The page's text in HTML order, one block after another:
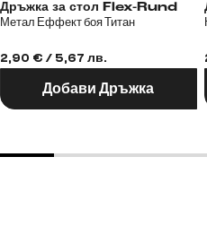
Дръжка за стол Flex-Rund
Метал Еффект боя Титан
2,90 € / 5,67 лв.
Добави Дръжка